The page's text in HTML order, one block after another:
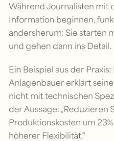
Während Journalisten mit
Information beginnen,
andersherum: Sie starten
und gehen dann ins Detail.
Ein Beispiel aus der
Anlagenbauer erklärt
nicht mit technischen
der Aussage: „Reduzieren
Produktionskosten um
höherer Flexibilität.“